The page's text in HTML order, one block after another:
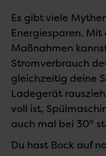
Es gibt viele
Energiesparen.
Maßnahmen
Stromverbrauch
gleichzeitig deine
Ladegerät
voll ist,
auch mal bei 30°
Du hast Bock auf